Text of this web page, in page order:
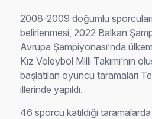
2008-2009 doğumlu
belirlenmesi, 2022 Balkan
Avrupa Şampiyonası’nda
Kız Voleybol Milli Takımı’nın
başlatılan oyuncu taramaları
illerinde yapıldı.
46 sporcu katıldığı